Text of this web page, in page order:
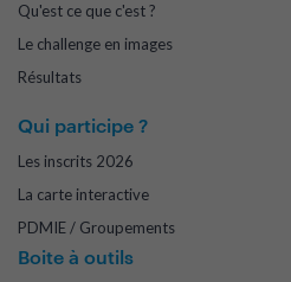
Qu'est ce que c'est ?
Le challenge en images
Résultats
Qui participe ?
Les inscrits 2026
La carte interactive
PDMIE / Groupements
Boite à outils